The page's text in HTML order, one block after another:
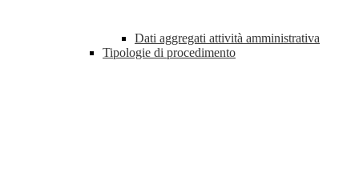
Dati aggregati attività amministrativa
Tipologie di procedimento